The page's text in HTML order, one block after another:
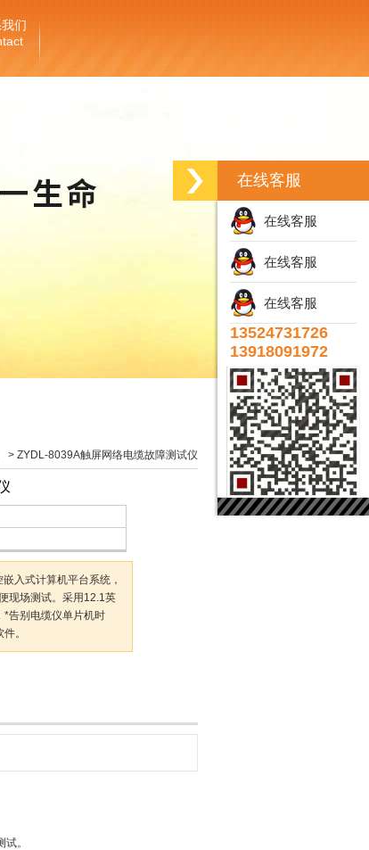
们
> ZYDL-8039A触屏网络电缆故障测试仪
入式计算机平台系统，
现场测试。采用12.1英
*告别电缆仪单片机时
。
。
在线客服
在线客服
在线客服
在线客服
13524731726
13918091972